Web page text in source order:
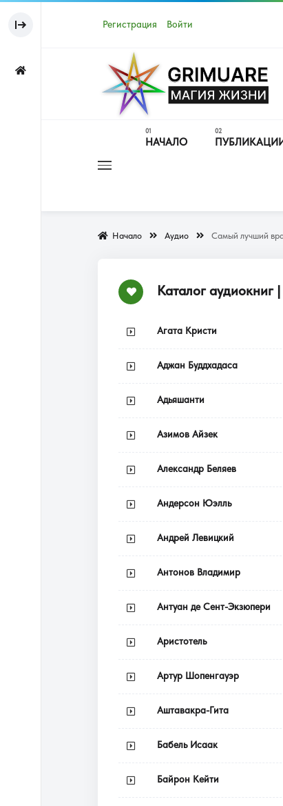
Регистрация Войти
НАЧАЛО
Начало Аудио Самый лучший
Каталог аудиокниг
Агата Кристи
Аджан Буддхадаса
Адьяшанти
Азимов Айзек
Александр Беляев
Андерсон Юэлль
Андрей Левицкий
Антонов Владимир
Антуан де Сент-Экзюпери
Аристотель
Артур Шопенгауэр
Аштавакра-Гита
Бабель Исаак
Байрон Кейти